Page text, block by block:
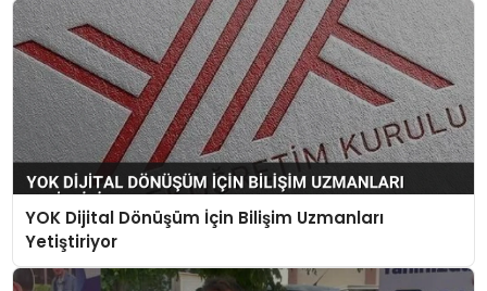
YOK Dijital Dönüşüm İçin Bilişim Uzmanları
Yetiştiriyor